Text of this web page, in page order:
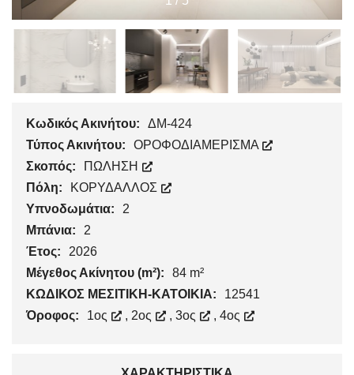
Κωδικός Ακινήτου:
ΔΜ-424
Τύπος Ακινήτου:
ΟΡΟΦΟΔΙΑΜΕΡΙΣΜΑ
Σκοπός:
ΠΩΛΗΣΗ
Πόλη:
ΚΟΡΥΔΑΛΛΟΣ
Υπνοδωμάτια:
2
Μπάνια:
2
Έτος:
2026
Μέγεθος Ακίνητου (m²):
84 m²
ΚΩΔΙΚΟΣ ΜΕΣΙΤΙΚΗ-ΚΑΤΟΙΚΙΑ:
12541
Όροφος:
1ος , 2ος , 3ος , 4ος